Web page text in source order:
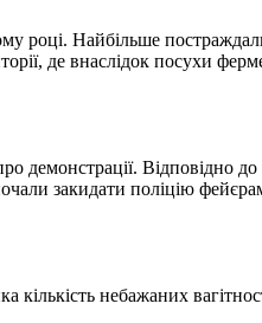
році. Найбільше
де внаслідок посухи
демонстрації. Відповідно
закидати поліцію
небажаних